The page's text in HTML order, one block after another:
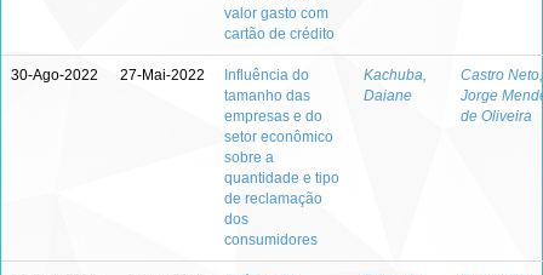
valor gasto com
cartão de crédito
30-Ago-2022 27-Mai-2022
Influência do
tamanho das
empresas e do
setor econômico
sobre a
quantidade e tipo
de reclamação
dos
consumidores
Kachuba,
Daiane
Castro Neto,
Jorge
de Oliveira